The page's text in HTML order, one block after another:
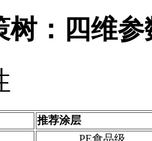
树：四维
推荐涂层
PE食品级